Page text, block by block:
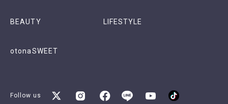
BEAUTY LIFESTYLE
otonaSWEET
Follow us